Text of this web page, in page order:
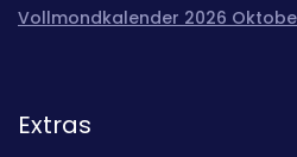
Vollmondkalender 2026
Extras